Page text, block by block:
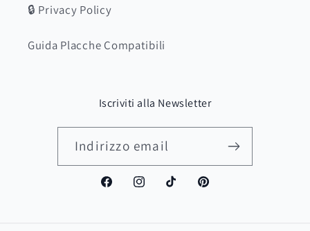
🔒 Privacy Policy
Guida Placche Compatibili
Iscriviti alla Newsletter
Indirizzo email
FacebookInstagramTikTok Pinterest